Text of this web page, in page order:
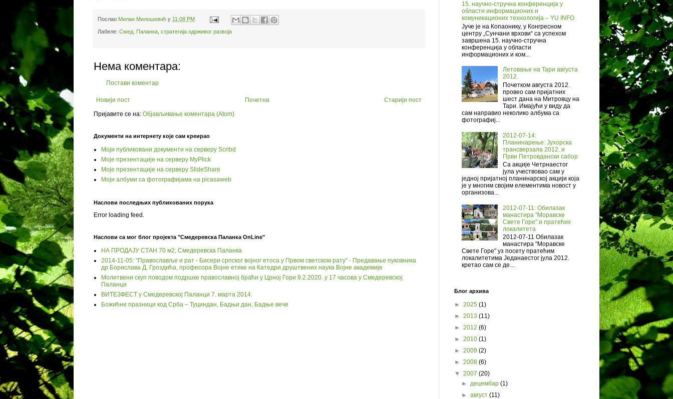
Послао Милан Милошевић у 11:08 PM
Лабеле: Смед. Паланка стратегија одрживог развоја
Нема коментара:
Постави коментар
Новији пост Старији пост
Почетна
Пријавите се на: Објављивање коментара (Atom)
Документи на интернету које сам креирао
Моји публиковани документи на серверу Scribd
Моје презентације на серверу MyPlick
Моје презентације на серверу SlideShare
Моји албуми са фотографијама на picasaweb
Наслови последњих публикованих порука
Error loading feed.
Наслови са мог блог пројекта "Смедеревска Паланка OnLine"
НА ПРОДАЈУ СТАН 70 м2, Смедеревска Паланка
2014-11-05: "Православље и рат - Бисери српског војног етоса у Првом светском рату" - Предавање пуковника
др Борислава Д. Гроздића, професора Војне етике на Катедри друштвених наука Војне академије
Молитвени скуп поводом подршке православној браћи у Црној Гори 9.2.2020. у 17 часова у Смедеревској
Паланци
ВИТЕЗФЕСТ у Смедеревској Паланци 7. марта 2014.
Божићни празници код Срба – Туциндан, Бадњи дан, Бадње вече
15. научно-стручна конференција у
области информационих и
комуникационих технологија – YU INFO
Јуче је на Копаонику, у Конгресном
центру „Сунчани врхови“ са успехом
завршена 15. научно-стручна
конференција у области
информационих и ком...
Летовање на Тари августа
2012.
Почетком августа 2012.
провео сам пријатних
шест дана на Митровцу на
Тари. Имајући у виду да
сам направио неколико албума са
фотографиј...
2012-07-14:
Планинарење: Јухорска
трансверзала 2012. и
Први Петровдански сабор
Са акције Четрнаестог
јула учествовао сам у
једној пријатној планинарској акцији која
је у многим својим елементима новост у
организова...
2012-07-11: Обилазак
манастира "Моравске
Свете Горе" и пратећих
локалитета
2012-07-11 Обилазак
манастира "Моравске
Свете Горе" уз посету пратећим
локалитетима Једанаестог јула 2012.
кретао сам се де...
Блог архива
► 2025 (1)
► 2013 (11)
► 2012 (6)
► 2010 (1)
► 2009 (2)
► 2008 (6)
▼ 2007 (20)
► децембар(1)
►август(11)